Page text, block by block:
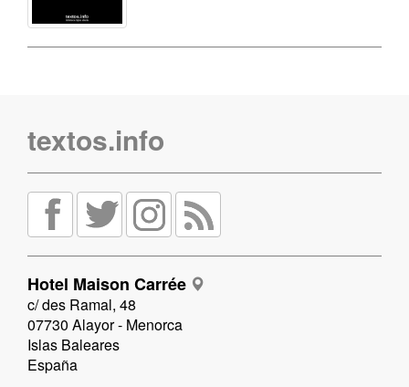
textos.info
Hotel Maison Carrée
c/ des Ramal, 48
07730 Alayor - Menorca
Islas Baleares
España